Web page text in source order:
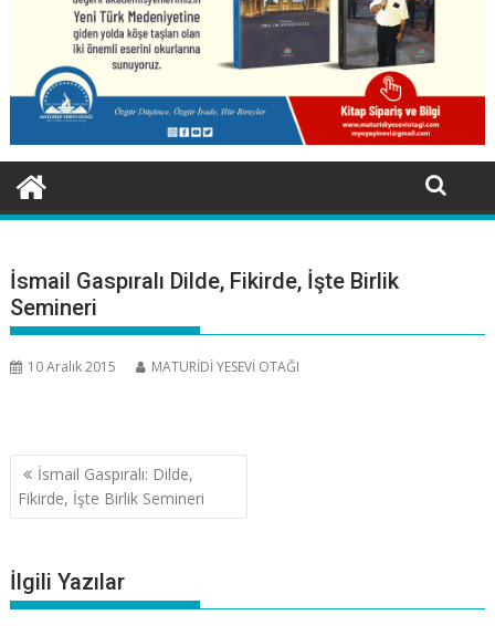
İsmail Gaspıralı Dilde, Fikirde, İşte Birlik
Semineri
10 Aralık 2015 MATURİDİ YESEVİ OTAĞI
Yazı
gezinmesi
İsmail Gaspıralı: Dilde,
Fikirde, İşte Birlik Semineri
İlgili Yazılar